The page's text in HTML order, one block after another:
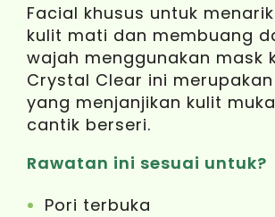
Facial khusus untuk
kulit mati dan membuang
wajah menggunakan mask
Crystal Clear ini
yang menjanjikan kulit
cantik berseri.
Rawatan ini sesuai untuk?
Pori terbuka